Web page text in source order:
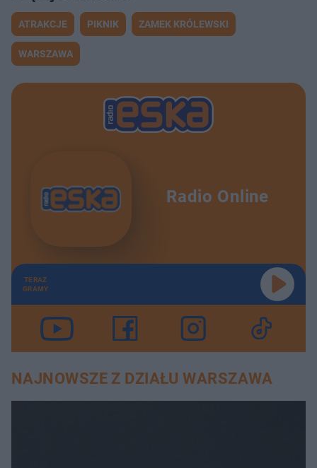
ATRAKCJE PIKNIK ZAMEK KRÓLEWSKI
WARSZAWA
Radio Online
TERAZ
GRAMY
NAJNOWSZE Z DZIAŁU WARSZAWA